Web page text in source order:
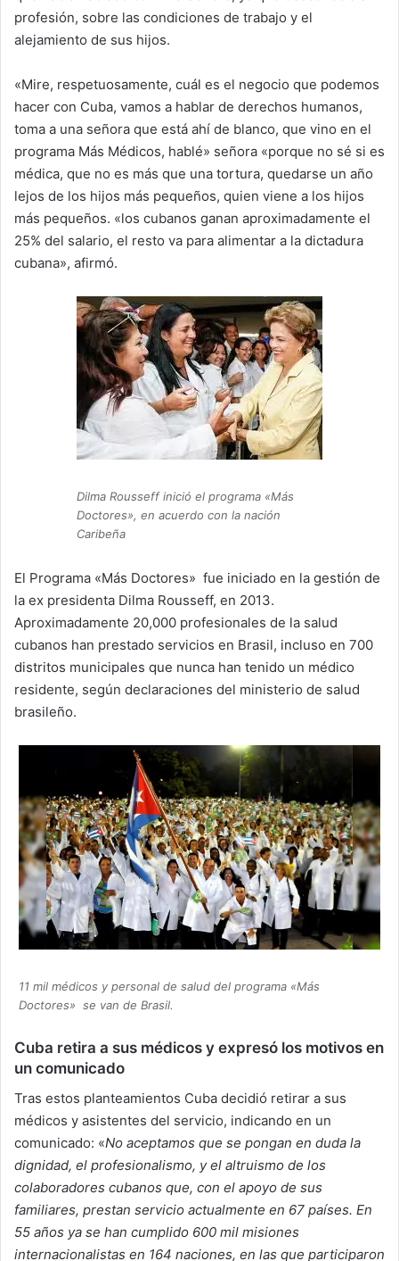
profesión, sobre las condiciones de trabajo y el
alejamiento de sus hijos.
«Mire, respetuosamente, cuál es el negocio que podemos
hacer con Cuba, vamos a hablar de derechos humanos,
toma a una señora que está ahí de blanco, que vino en el
programa Más Médicos, hablé» señora «porque no sé si es
médica, que no es más que una tortura, quedarse un año
lejos de los hijos más pequeños, quien viene a los hijos
más pequeños. «los cubanos ganan aproximadamente el
25% del salario, el resto va para alimentar a la dictadura
cubana», afirmó.
Dilma Rousseff inició el programa «Más
Doctores», en acuerdo con la nación
Caribeña
El Programa «Más Doctores» fue iniciado en la gestión de
la ex presidenta Dilma Rousseff, en 2013.
Aproximadamente 20,000 profesionales de la salud
cubanos han prestado servicios en Brasil, incluso en 700
distritos municipales que nunca han tenido un médico
residente, según declaraciones del ministerio de salud
brasileño.
11 mil médicos y personal de salud del programa «Más
Doctores» se van de Brasil.
Cuba retira a sus médicos y expresó los motivos en
un comunicado
Tras estos planteamientos Cuba decidió retirar a sus
médicos y asistentes del servicio, indicando en un
comunicado: «No aceptamos que se pongan en duda la
dignidad, el profesionalismo, y el altruismo de los
colaboradores cubanos que, con el apoyo de sus
familiares, prestan servicio actualmente en 67 países. En
55 años ya se han cumplido 600 mil misiones
internacionalistas en 164 naciones, en las que participaron